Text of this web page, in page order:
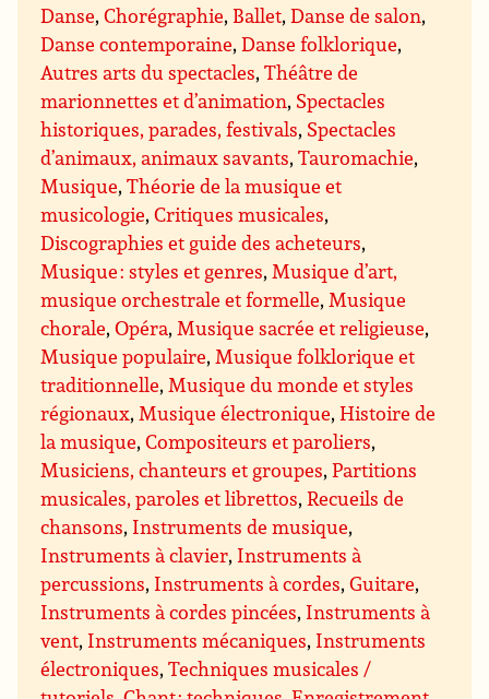
Danse,Chorégraphie, Ballet,Danse de salon,
Danse contemporaine,Danse folklorique,
Autres arts du spectacles,Théâtre de
marionnettes et d’animation, Spectacles
historiques, parades, festivals, Spectacles
d’animaux, animaux savants,Tauromachie,
Musique,Théorie de la musique et
musicologie,Critiques musicales,
Discographies et guide des acheteurs,
Musique : styles et genres,Musique d’art,
musique orchestrale et formelle,Musique
chorale,Opéra,Musique sacrée et religieuse,
Musique populaire,Musique folklorique et
traditionnelle,Musique du monde et styles
régionaux,Musique électronique,Histoire de
la musique,Compositeurs et paroliers,
Musiciens, chanteurs et groupes,Partitions
musicales, paroles et librettos,Recueils de
chansons, Instruments de musique,
Instruments à clavier, Instruments à
percussions, Instruments à cordes,Guitare,
Instruments à cordes pincées, Instruments à
vent, Instruments mécaniques, Instruments
électroniques,Techniques musicales /